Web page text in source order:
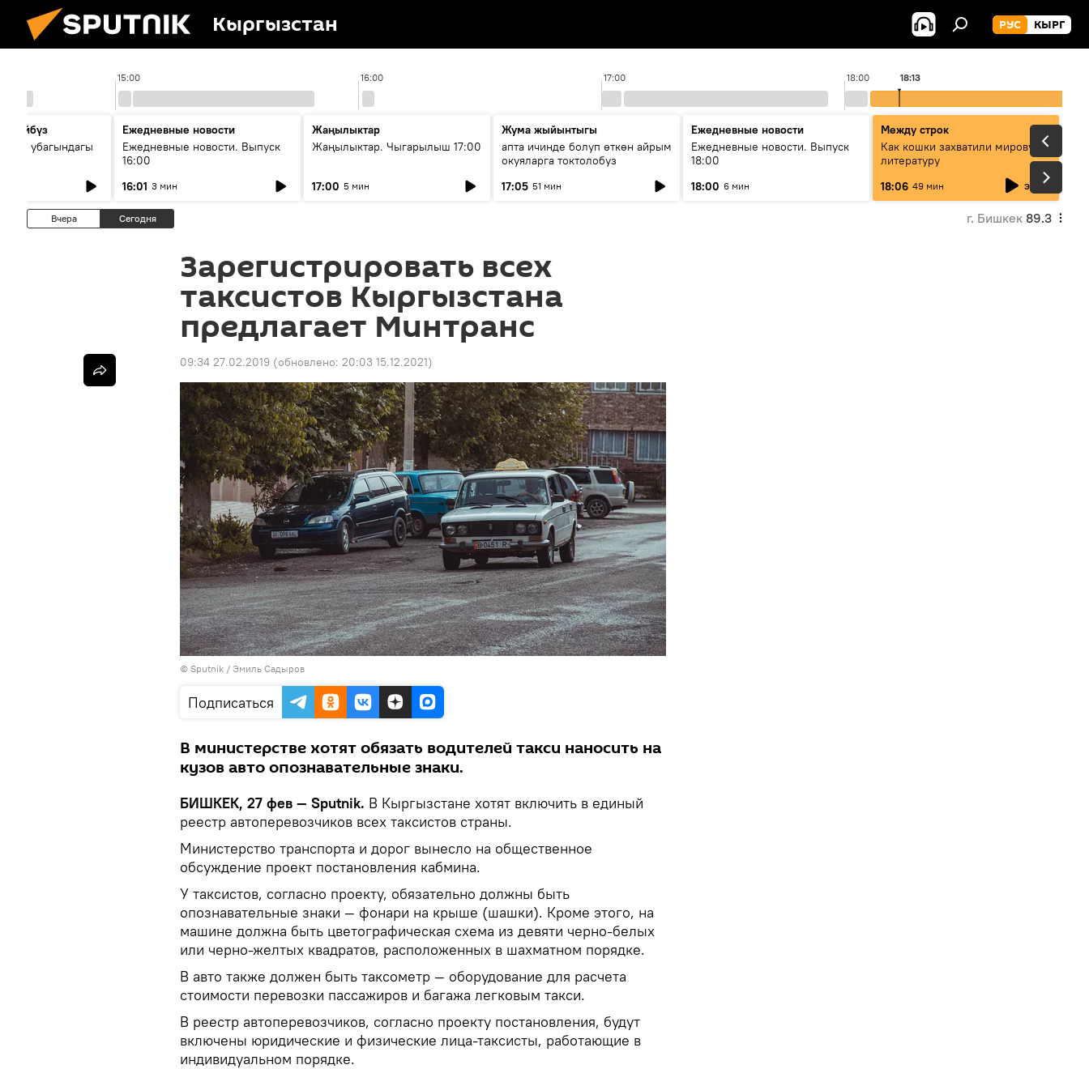
Кыргызстан РУС КЫРГ
15:00 16:00 17:00 18:00 18:13
өз убагындагы
Ежедневные новости
Ежедневные новости. Выпуск
16:00
16:01 3 мин
Жаңылыктар
Жаңылыктар. Чыгарылыш 17:00
17:00 5 мин
Жума жыйынтыгы
апта ичинде болуп өткөн айрым
окуяларга токтолобуз
17:05 51 мин
Ежедневные новости
Ежедневные новости. Выпуск
18:00
18:00 6 мин
Между строк
Как кошки захватили мировую
литературу
18:06 49 мин эфир
Вчера Сегодня г. Бишкек 89.3
Зарегистрировать всех
таксистов Кыргызстана
предлагает Минтранс
09:34 27.02.2019 (обновлено: 20:03 15.12.2021)
© Sputnik / Эмиль Садыров
Подписаться
В министерстве хотят обязать водителей такси наносить на
кузов авто опознавательные знаки.
БИШКЕК, 27 фев — Sputnik. В Кыргызстане хотят включить в единый
реестр автоперевозчиков всех таксистов страны.
Министерство транспорта и дорог вынесло на общественное
обсуждение проект постановления кабмина.
У таксистов, согласно проекту, обязательно должны быть
опознавательные знаки — фонари на крыше (шашки). Кроме этого, на
машине должна быть цветографическая схема из девяти черно-белых
или черно-желтых квадратов, расположенных в шахматном порядке.
В авто также должен быть таксометр — оборудование для расчета
стоимости перевозки пассажиров и багажа легковым такси.
В реестр автоперевозчиков, согласно проекту постановления, будут
включены юридические и физические лица-таксисты, работающие в
индивидуальном порядке.